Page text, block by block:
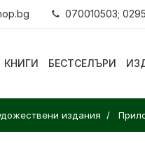
070010503;
КНИГИ БЕСТСЕЛЪРИ
издания